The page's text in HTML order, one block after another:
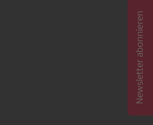
Newsletter abonnieren